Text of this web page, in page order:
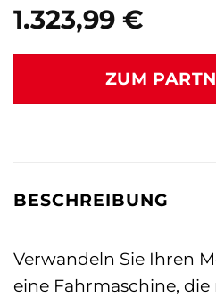
1.323,99 €
ZUM
BESCHREIBUNG
Verwandeln Sie Ihren
eine Fahrmaschine,